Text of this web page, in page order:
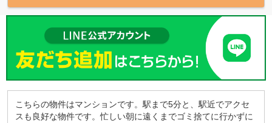
こちらの物件はマンションです。駅まで5分と、駅近でアクセ
スも良好な物件です。忙しい朝に遠くまでゴミ捨てに行かずに